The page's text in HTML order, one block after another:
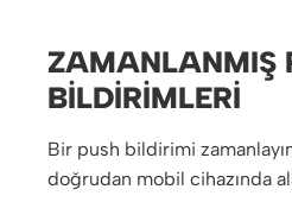
ZAMANLANMIŞ
BILDIRIMLERI
Bir push bildirimi
doğrudan mobil cihazında